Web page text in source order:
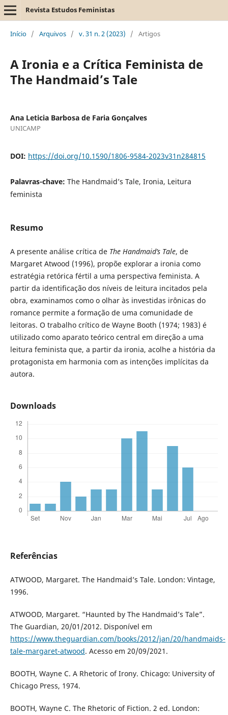
Revista Estudos Feministas
Início / Arquivos / v. 31 n. 2 (2023) / Artigos
A Ironia e a Crítica Feminista de
The Handmaid’s Tale
Ana Leticia Barbosa de Faria Gonçalves
UNICAMP
DOI: https://doi.org/10.1590/1806-9584-2023v31n284815
Palavras-chave: The Handmaid’s Tale, Ironia, Leitura
feminista
Resumo
A presente análise crítica de The Handmaid’s Tale, de
Margaret Atwood (1996), propõe explorar a ironia como
estratégia retórica fértil a uma perspectiva feminista. A
partir da identificação dos níveis de leitura incitados pela
obra, examinamos como o olhar às investidas irônicas do
romance permite a formação de uma comunidade de
leitoras. O trabalho crítico de Wayne Booth (1974; 1983) é
utilizado como aparato teórico central em direção a uma
leitura feminista que, a partir da ironia, acolhe a história da
protagonista em harmonia com as intenções implícitas da
autora.
Downloads
Referências
ATWOOD, Margaret. The Handmaid’s Tale. London: Vintage,
1996.
ATWOOD, Margaret. “Haunted by The Handmaid’s Tale”.
The Guardian, 20/01/2012. Disponível em
https://www.theguardian.com/books/2012/jan/20/handmaids-
tale-margaret-atwood. Acesso em 20/09/2021.
BOOTH, Wayne C. A Rhetoric of Irony. Chicago: University of
Chicago Press, 1974.
BOOTH, Wayne C. The Rhetoric of Fiction. 2 ed. London: